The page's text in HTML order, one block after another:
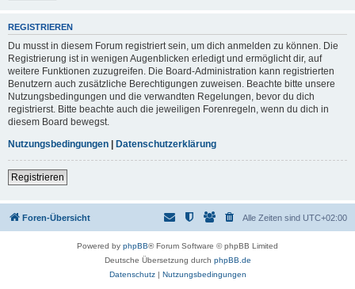
REGISTRIEREN
Du musst in diesem Forum registriert sein, um dich anmelden zu können. Die
Registrierung ist in wenigen Augenblicken erledigt und ermöglicht dir, auf
weitere Funktionen zuzugreifen. Die Board-Administration kann registrierten
Benutzern auch zusätzliche Berechtigungen zuweisen. Beachte bitte unsere
Nutzungsbedingungen und die verwandten Regelungen, bevor du dich
registrierst. Bitte beachte auch die jeweiligen Forenregeln, wenn du dich in
diesem Board bewegst.
Nutzungsbedingungen | Datenschutzerklärung
Registrieren
Foren-Übersicht Alle Zeiten sind UTC+02:00
Powered by phpBB® Forum Software © phpBB Limited
Deutsche Übersetzung durch phpBB.de
Datenschutz| Nutzungsbedingungen